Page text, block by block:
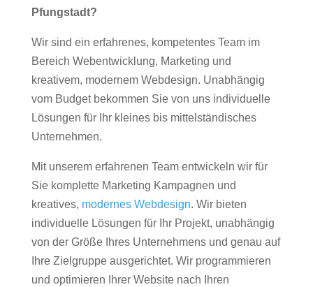
Pfungstadt?
Wir sind ein erfahrenes, kompetentes Team im
Bereich Webentwicklung, Marketing und
kreativem, modernem Webdesign. Unabhängig
vom Budget bekommen Sie von uns individuelle
Lösungen für Ihr kleines bis mittelständisches
Unternehmen.
Mit unserem erfahrenen Team entwickeln wir für
Sie komplette Marketing Kampagnen und
kreatives, modernes Webdesign. Wir bieten
individuelle Lösungen für Ihr Projekt, unabhängig
von der Größe Ihres Unternehmens und genau auf
Ihre Zielgruppe ausgerichtet. Wir programmieren
und optimieren Ihrer Website nach Ihren